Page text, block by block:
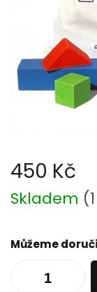
450 Kč
Měrná
cena:
Skladem (
Můžeme